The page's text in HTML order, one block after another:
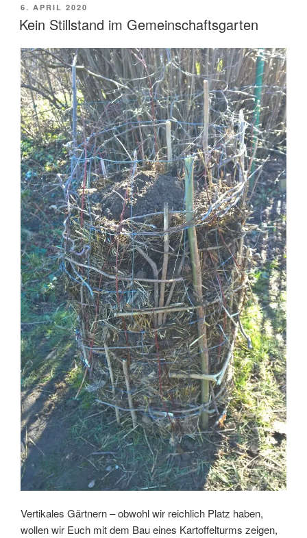
VERÖFFENTLICHT
AM
6. APRIL 2020
Kein Stillstand im Gemeinschaftsgarten
Vertikales Gärtnern – obwohl wir reichlich Platz haben,
wollen wir Euch mit dem Bau eines Kartoffelturms zeigen,